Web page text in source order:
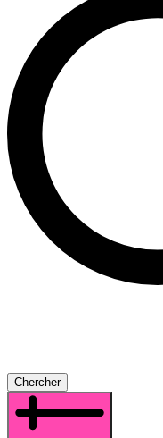
Chercher